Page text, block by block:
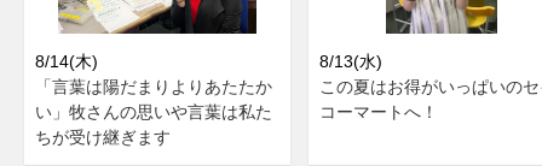
8/14(木)
「言葉は陽だまりよりあたたか
い」牧さんの思いや言葉は私た
ちが受け継ぎます
8/13(水)
この夏はお得がいっぱいの
コーマートへ！